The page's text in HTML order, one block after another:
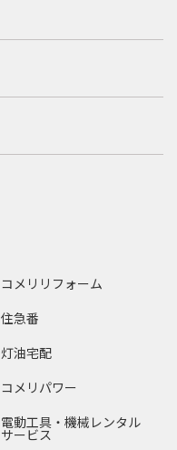
コメリリフォーム
住急番
灯油宅配
コメリパワー
電動工具・機械レンタル
サービス